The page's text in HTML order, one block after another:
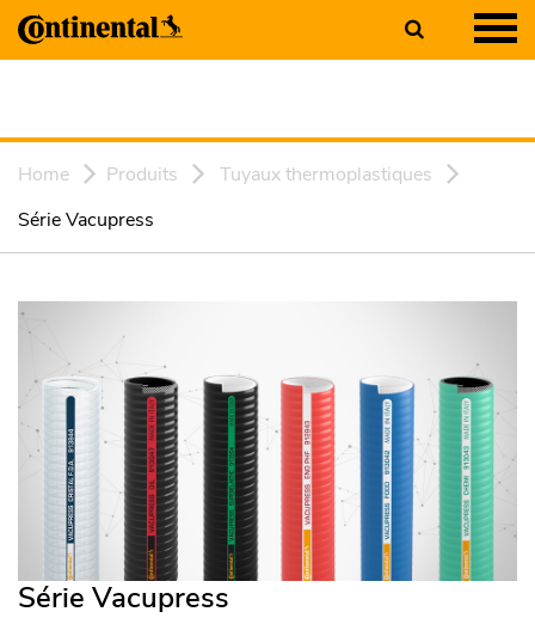
Home Produits
Tuyaux thermoplastiques
Série Vacupress
Série Vacupress